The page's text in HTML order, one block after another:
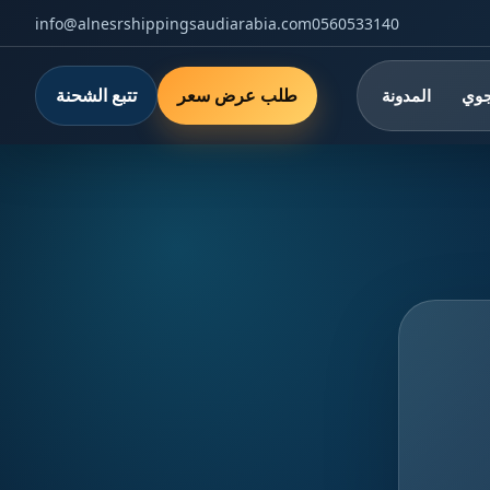
0560533140
info@alnesrshippingsaudiarabia.com
المدونة طلب عرض سعر تتبع الشحنة